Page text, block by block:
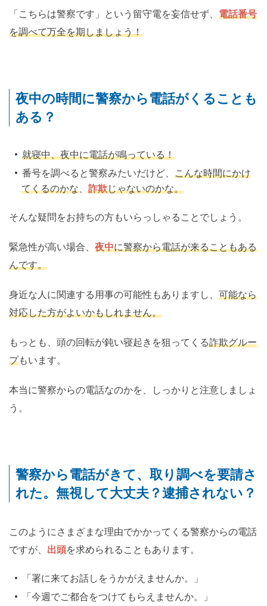
「こちらは警察です」という留守電を妄信せず、 電話番号
を調べて万全を期しましょう！
夜中の時間に警察から電話がくることも
ある？
就寝中、夜中に電話が鳴っている！
番号を調べると警察みたいだけど、 こんな時間にかけ
てくるのかな、 詐欺じゃないのかな。
そんな疑問をお持ちの方もいらっしゃることでしょう。
緊急性が高い場合、 夜中に警察から電話が来ることもある
んです。
身近な人に関連する用事の可能性もありますし、 可能なら
対応した方がよいかもしれません。
もっとも、頭の回転が鈍い寝起きを狙ってくる詐欺グルー
プもいます。
本当に警察からの電話なのかを、しっかりと注意しましょ
う。
警察から電話がきて、取り調べを要請さ
れた。無視して大丈夫？逮捕されない？
このようにさまざまな理由でかかってくる警察からの電話
ですが、 出頭を求められることもあります。
「署に来てお話しをうかがえませんか。」
「今週でご都合をつけてもらえませんか。」